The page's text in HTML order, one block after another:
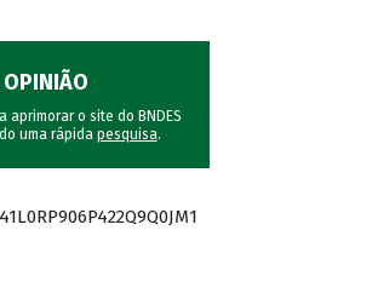
OPINIÃO
aprimorar o site do BNDES
uma rápida pesquisa.